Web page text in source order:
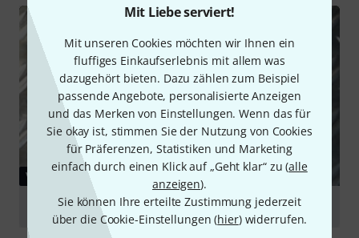
Mit Liebe serviert!
Mit unseren Cookies möchten wir Ihnen ein
fluffiges Einkaufserlebnis mit allem was
dazugehört bieten. Dazu zählen zum Beispiel
passende Angebote, personalisierte Anzeigen
und das Merken von Einstellungen. Wenn das für
Sie okay ist, stimmen Sie der Nutzung von Cookies
für Präferenzen, Statistiken und Marketing
einfach durch einen Klick auf „Geht klar“ zu (alle
anzeigen).
Sie können Ihre erteilte Zustimmung jederzeit
über die Cookie-Einstellungen (hier) widerrufen.
VIDEO
Wampler Ego Compressor